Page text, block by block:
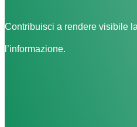
Contribuisci a rendere visibile
l’informazione.